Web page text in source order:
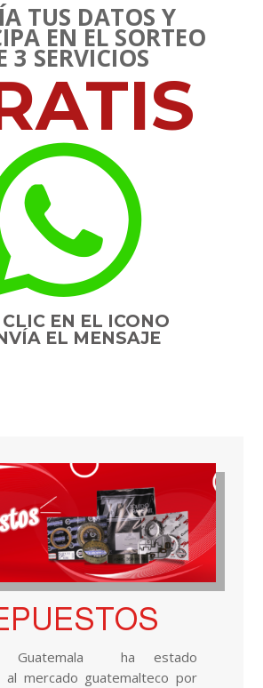
TUS DATOS Y
EN EL SORTEO
3 SERVICIOS
EN EL ICONO
EL MENSAJE
Guatemala ha estado
al mercado guatemalteco por